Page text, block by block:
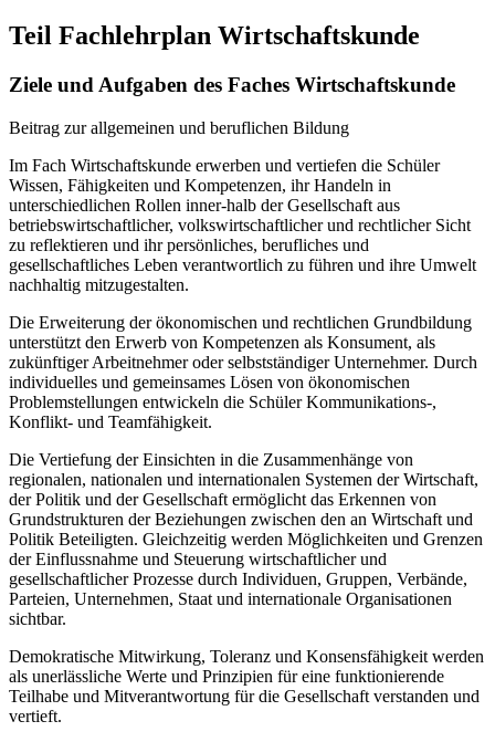
Teil Fachlehrplan Wirtschaftskunde
Ziele und Aufgaben des Faches Wirtschaftskunde
Beitrag zur allgemeinen und beruflichen Bildung
Im Fach Wirtschaftskunde erwerben und vertiefen die Schüler
Wissen, Fähigkeiten und Kompetenzen, ihr Handeln in
unterschiedlichen Rollen inner-halb der Gesellschaft aus
betriebswirtschaftlicher, volkswirtschaftlicher und rechtlicher Sicht
zu reflektieren und ihr persönliches, berufliches und
gesellschaftliches Leben verantwortlich zu führen und ihre Umwelt
nachhaltig mitzugestalten.
Die Erweiterung der ökonomischen und rechtlichen Grundbildung
unterstützt den Erwerb von Kompetenzen als Konsument, als
zukünftiger Arbeitnehmer oder selbstständiger Unternehmer. Durch
individuelles und gemeinsames Lösen von ökonomischen
Problemstellungen entwickeln die Schüler Kommunikations-,
Konflikt- und Teamfähigkeit.
Die Vertiefung der Einsichten in die Zusammenhänge von
regionalen, nationalen und internationalen Systemen der Wirtschaft,
der Politik und der Gesellschaft ermöglicht das Erkennen von
Grundstrukturen der Beziehungen zwischen den an Wirtschaft und
Politik Beteiligten. Gleichzeitig werden Möglichkeiten und Grenzen
der Einflussnahme und Steuerung wirtschaftlicher und
gesellschaftlicher Prozesse durch Individuen, Gruppen, Verbände,
Parteien, Unternehmen, Staat und internationale Organisationen
sichtbar.
Demokratische Mitwirkung, Toleranz und Konsensfähigkeit werden
als unerlässliche Werte und Prinzipien für eine funktionierende
Teilhabe und Mitverantwortung für die Gesellschaft verstanden und
vertieft.